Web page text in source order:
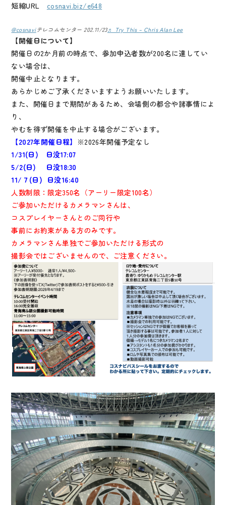
短縮URL cosnavi.biz/e648
@cosnaviテレコムセンター 202.11/23♬ Try This – Chris Alan Lee
【開催日について】
開催日の2か月前の時点で、参加申込者数が200名に達してい
ない場合は、
開催中止となります。
あらかじめご了承くださいますようお願いいたします。
また、開催日まで期間があるため、会場側の都合や諸事情によ
り、
やむを得ず開催を中止する場合がございます。
【2027年開催日程】 ※2026年開催予定なし
1/31(日) 日没17:07
5/2(日) 日没18:30
11/７(日) 日没16:40
人数制限：限定350名（アーリー限定100名）
ご参加いただけるカメラマンさんは、
コスプレイヤーさんとのご同行や
事前にお約束がある方のみです。
カメラマンさん単独でご参加いただける形式の
撮影会ではございませんので、ご注意ください。